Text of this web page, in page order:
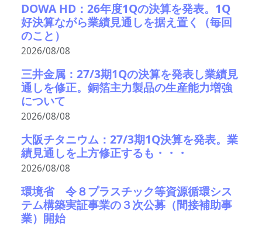
DOWA HD：26年度1Qの決算を発表。1Q
好決算ながら業績見通しを据え置く（毎回
のこと）
2026/08/08
三井金属：27/3期1Qの決算を発表し業績見
通しを修正。銅箔主力製品の生産能力増強
について
2026/08/08
大阪チタニウム：27/3期1Q決算を発表。業
績見通しを上方修正するも・・・
2026/08/08
環境省 令８プラスチック等資源循環シス
テム構築実証事業の３次公募（間接補助事
業）開始